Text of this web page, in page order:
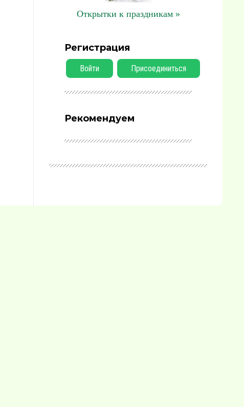
Открытки к праздникам »
Регистрация
Войти Присоединиться
Рекомендуем